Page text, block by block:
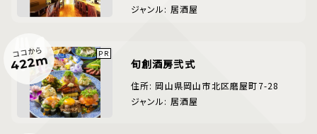
ジャンル: 居酒屋
ココから
422m 旬創酒房弐式
住所: 岡山県岡山市北区磨屋町7-28
ジャンル: 居酒屋